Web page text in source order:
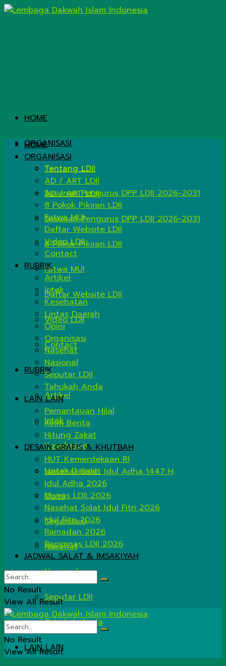
HOME
ORGANISASI
Tentang LDII
AD / ART LDII
Susunan Pengurus DPP LDII 2026-2031
8 Pokok Pikiran LDII
Fatwa MUI
Daftar Website LDII
Video LDII
Contact
RUBRIK
Artikel
Iptek
Kesehatan
Lintas Daerah
Opini
Organisasi
Nasehat
Nasional
Seputar LDII
Tahukah Anda
LAIN LAIN
HOME
ORGANISASI
Tentang LDII
AD / ART LDII
Susunan Pengurus DPP LDII 2026-2031
8 Pokok Pikiran LDII
Fatwa MUI
Daftar Website LDII
Video LDII
Contact
RUBRIK
Artikel
Iptek
Kesehatan
Lintas Daerah
Opini
Organisasi
Nasehat
Nasional
Seputar LDII
Tahukah Anda
LAIN LAIN
Pemantauan Hilal
Kirim Berita
Hitung Zakat
DESAIN GRAFIS & KHUTBAH
HUT Kemerdekaan RI
Nasehat Salat Idul Adha 1447 H
Idul Adha 2026
Munas LDII 2026
Nasehat Solat Idul Fitri 2026
Idul Fitri 2026
Ramadan 2026
Rapimnas LDII 2026
JADWAL SALAT & IMSAKIYAH
No Result
View All Result
No Result
View All Result